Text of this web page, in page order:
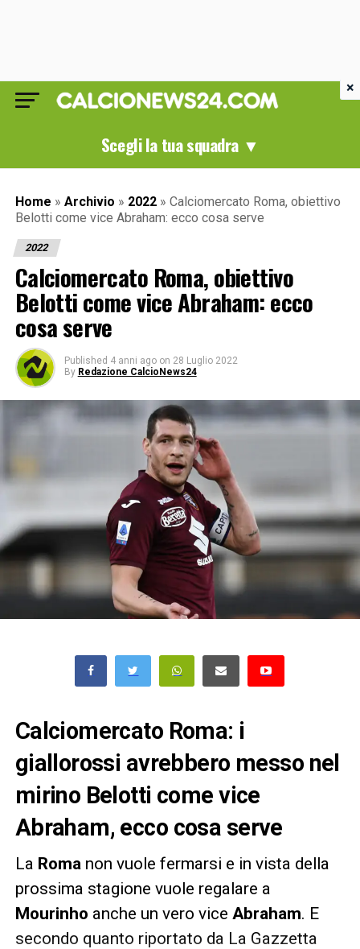
Scegli la tua squadra ▼
Home » Archivio » 2022 » Calciomercato Roma, obiettivo
Belotti come vice Abraham: ecco cosa serve
2022
Calciomercato Roma, obiettivo
Belotti come vice Abraham: ecco
cosa serve
Published 4 anni ago on 28 Luglio 2022
By Redazione CalcioNews24
Calciomercato Roma: i
giallorossi avrebbero messo nel
mirino Belotti come vice
Abraham, ecco cosa serve
La Roma non vuole fermarsi e in vista della
prossima stagione vuole regalare a
Mourinho anche un vero vice Abraham. E
secondo quanto riportato da La Gazzetta
×